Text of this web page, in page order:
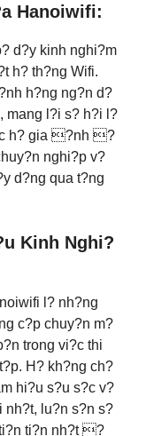
Hanoiwifi:
d?y kinh nghi?m
h? th?ng Wifi.
h?ng ng?n d?
mang l?i s? h?i l?
h? gia ?nh ?
nghi?p v?
d?ng qua t?ng
Kinh Nghi?
l? nh?ng
c?p chuy?n m?
trong vi?c thi
H? kh?ng ch?
hi?u s?u s?c v?
nh?t, lu?n s?n s?
ti?n nh?t ?